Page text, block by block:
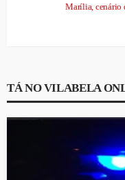
Marília, cenário
TÁ NO VILABELA